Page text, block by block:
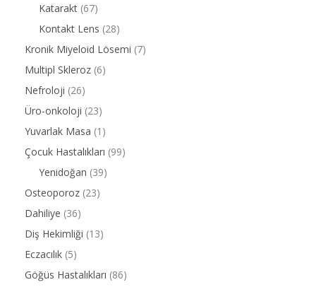
Katarakt (67)
Kontakt Lens (28)
Kronik Miyeloid Lösemi (7)
Multipl Skleroz (6)
Nefroloji (26)
Üro-onkoloji (23)
Yuvarlak Masa (1)
Çocuk Hastalıkları (99)
Yenidoğan (39)
Osteoporoz (23)
Dahiliye (36)
Diş Hekimliği (13)
Eczacılık (5)
Göğüs Hastalıkları (86)